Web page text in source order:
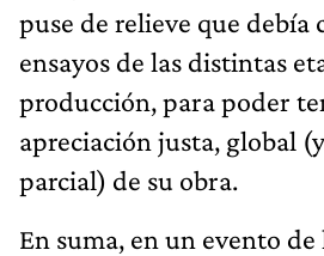
puse de relieve que debía
ensayos de las distintas
producción, para poder
apreciación justa, global
parcial) de su obra.
En suma, en un evento